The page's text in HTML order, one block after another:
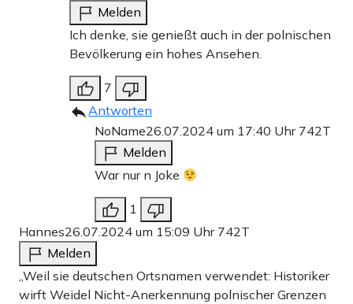
Melden
Ich denke, sie genießt auch in der polnischen
Bevölkerung ein hohes Ansehen.
7
Antworten
NoName26.07.2024 um 17:40 Uhr 742T
Melden
War nur n Joke
1
Hannes26.07.2024 um 15:09 Uhr 742T
Melden
„Weil sie deutschen Ortsnamen verwendet: Historiker
wirft Weidel Nicht-Anerkennung polnischer Grenzen